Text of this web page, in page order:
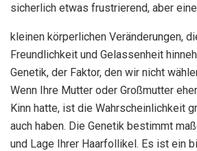
sicherlich etwas frustrierend, aber
kleinen körperlichen Veränderungen,
Freundlichkeit und Gelassenheit
Genetik, der Faktor, den wir nicht
Wenn Ihre Mutter oder Großmutter
Kinn hatte, ist die Wahrscheinlichkeit
auch haben. Die Genetik bestimmt
und Lage Ihrer Haarfollikel. Es ist ein